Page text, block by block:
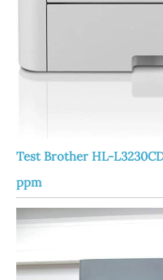
Test Brother HL-
ppm